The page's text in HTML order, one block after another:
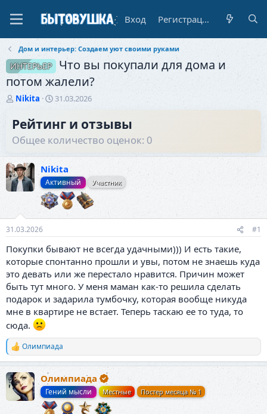
Вход Регистрация
Дом и интерьер: Создаем уют своими руками
ИНТЕРЬЕР
Что вы покупали для дома и
потом жалели?
А
т
р
е
м
ы
Nikita
Д
т
а
н
а
л
а
31.03.2026
Рейтинг и отзывы
Общее количество оценок: 0
Nikita
Активный Участник
31.03.2026 #1
Покупки бывают не всегда удачными))) И есть такие,
которые спонтанно прошли и увы, потом не знаешь куда
это девать или же перестало нравится. Причин может
быть тут много. У меня маман как-то решила сделать
подарок и задарила тумбочку, которая вообще никуда
мне в квартире не встает. Теперь таскаю ее то туда, то
сюда.
Р
е
к
ц
Олимпиада
Олимпиада
Гений мысли Местные Постер месяца № 1